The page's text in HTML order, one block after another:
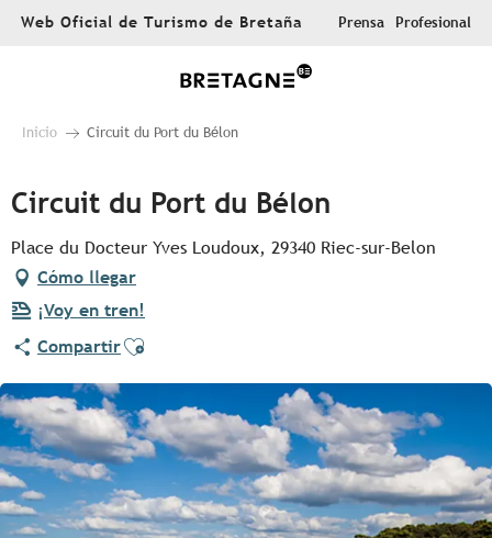
AllerWeb Oficial de Turismo de Bretaña Prensa Profesional
Inicio Circuit du Port du Bélon
Circuit du Port du Bélon
Place du Docteur Yves Loudoux, 29340 Riec-sur-Belon
Cómo llegar
¡Voy en tren!
CompartirAjouter aux favoris